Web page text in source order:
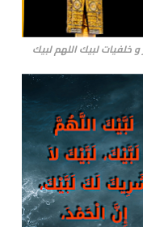
خلفيات لبيك اللهم لبيك